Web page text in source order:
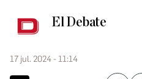
El Debate
17 jul. 2024 - 11:14